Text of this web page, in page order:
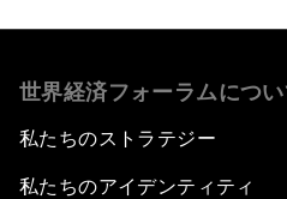
世界経済フォーラムにつ
私たちのストラテジー
私たちのアイデンティティ